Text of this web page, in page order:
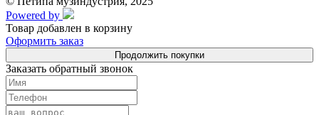
Powered by
Товар добавлен в корзину
Оформить заказ
Продолжить покупки
Заказать обратный звонок